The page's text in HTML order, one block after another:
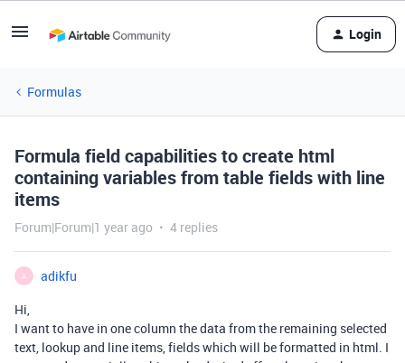
Login
Formulas
Formula field capabilities to create html
containing variables from table fields with line
items
Forum|Forum|1 year ago 4 replies
A
adikfu
Hi,
I want to have in one column the data from the remaining selected
text, lookup and line items, fields which will be formatted in html. I